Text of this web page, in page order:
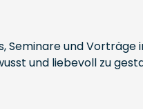
Seminare und
und liebevoll zu